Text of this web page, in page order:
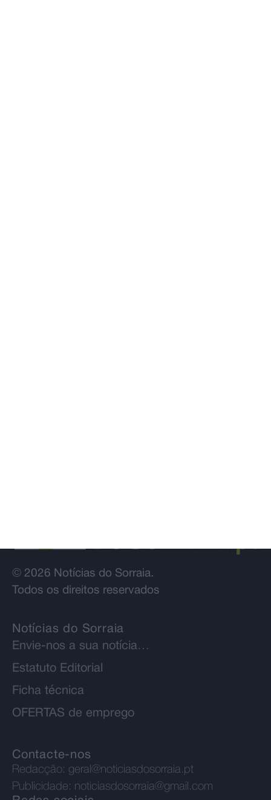
© 2026 Notícias do Sorraia.
Todos os direitos reservados
Notícias do Sorraia
Envie-nos a sua notícia…
Estatuto Editorial
Ficha técnica
OFERTAS de emprego
Contacte-nos
Redacção: geral@noticiasdosorraia.pt
Publicidade: noticiasdosorraia@gmail.com